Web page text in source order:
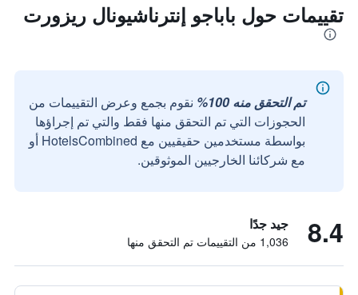
تقييمات حول باباجو إنترناشيونال ريزورت
تم التحقق منه 100%
نقوم بجمع وعرض التقييمات من
الحجوزات التي تم التحقق منها فقط والتي تم إجراؤها
بواسطة مستخدمين حقيقيين مع HotelsCombined أو
مع شركائنا الخارجيين الموثوقين.
8.4 جيد جدًا
1,036 من التقييمات تم التحقق منها